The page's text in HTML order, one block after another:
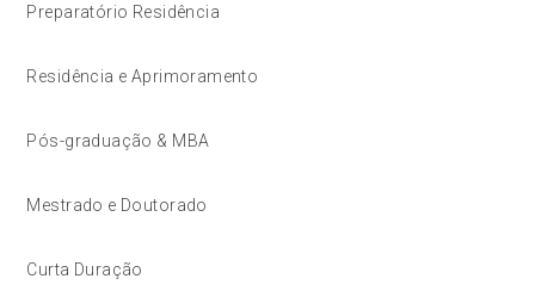
Preparatório Residência
Residência e Aprimoramento
Pós-graduação & MBA
Mestrado e Doutorado
Curta Duração